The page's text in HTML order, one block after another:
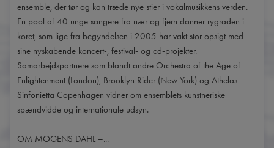
ensemble, der tør og kan træde nye stier i vokalmusikkens verden.
En pool af 40 unge sangere fra nær og fjern danner rygraden i
koret, som lige fra begyndelsen i 2005 har vakt stor opsigt med
sine nyskabende koncert-, festival- og cd-projekter.
Samarbejdspartnere som blandt andre Orchestra of the Age of
Enlightenment (London), Brooklyn Rider (New York) og Athelas
Sinfonietta Copenhagen vidner om ensemblets kunstneriske
spændvidde og internationale udsyn.
OM MOGENS DAHL –...